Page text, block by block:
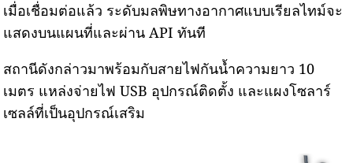
เมื่อเชื่อมต่อแล้ว ระดับมลพิษทางอากาศแบบเรียลไทม์จะ
แสดงบนแผนที่และผ่าน API ทันที
สถานีดังกล่าวมาพร้อมกับสายไฟกันน้ำความยาว 10
เมตร แหล่งจ่ายไฟ USB อุปกรณ์ติดตั้ง และแผงโซลาร์
เซลล์ที่เป็นอุปกรณ์เสริม